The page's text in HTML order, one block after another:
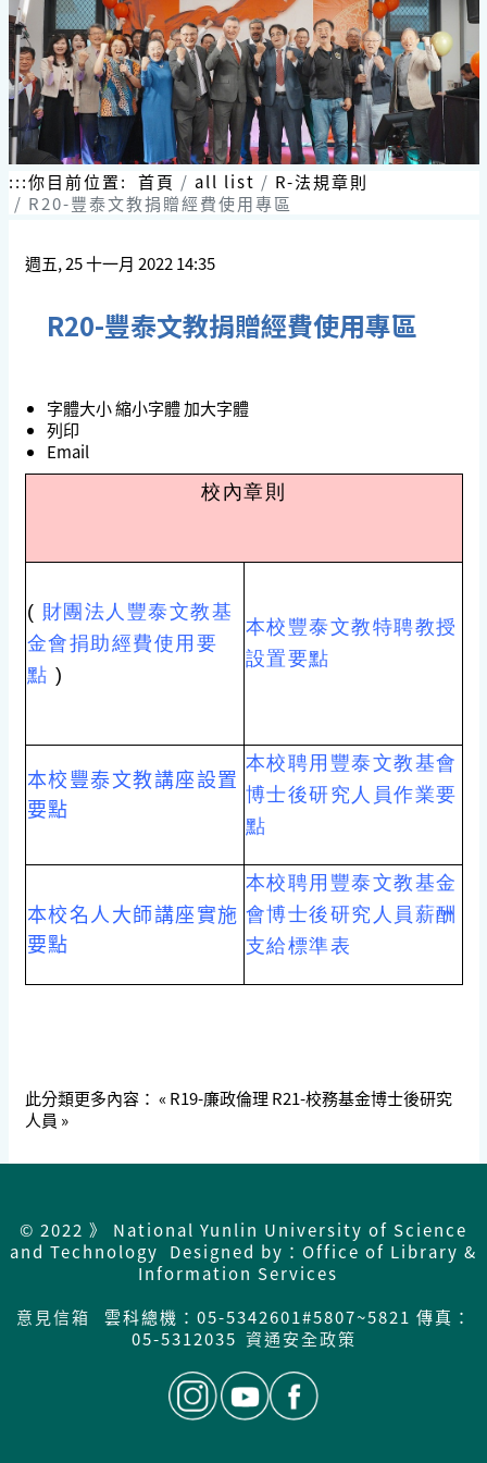
跳
到
主
要
內
容
區
塊
:::你目前位置: 首頁 all list
R-法規章則
R20-豐泰文教捐贈經費使用專區
週五, 25 十一月 2022 14:35
R20-豐泰文教捐贈經費使用專區
字體大小縮小字體加大字體
列印
Email
校內章則
( 財團法人豐泰文教基
金會捐助經費使用要
點 )
本校豐泰文教特聘教授
設置要點
本校豐泰文教講座設置
要點
本校聘用豐泰文教基會
博士後研究人員作業要
點
本校名人大師講座實施
要點
本校聘用豐泰文教基金
會博士後研究人員薪酬
支給標準表
此分類更多內容： « R19-廉政倫理 R21-校務基金博士後研究
人員 »
© 2022 》 National Yunlin University of Science
and Technology Designed by：Office of Library &
Information Services
意見信箱
雲科總機：05-5342601#5807~5821 傳真：
05-5312035 資通安全政策